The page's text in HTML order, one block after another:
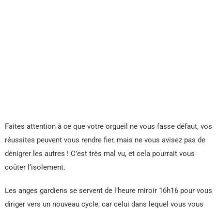
Faites attention à ce que votre orgueil ne vous fasse défaut, vos
réussites peuvent vous rendre fier, mais ne vous avisez pas de
dénigrer les autres ! C’est très mal vu, et cela pourrait vous
coûter l’isolement.
Les anges gardiens se servent de l’heure miroir 16h16 pour vous
diriger vers un nouveau cycle, car celui dans lequel vous vous